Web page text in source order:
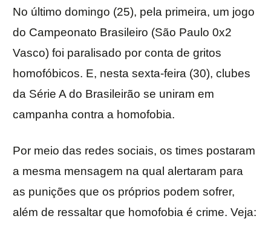
No último domingo (25), pela primeira, um jogo
do Campeonato Brasileiro (São Paulo 0x2
Vasco) foi paralisado por conta de gritos
homofóbicos. E, nesta sexta-feira (30), clubes
da Série A do Brasileirão se uniram em
campanha contra a homofobia.
Por meio das redes sociais, os times postaram
a mesma mensagem na qual alertaram para
as punições que os próprios podem sofrer,
além de ressaltar que homofobia é crime. Veja: